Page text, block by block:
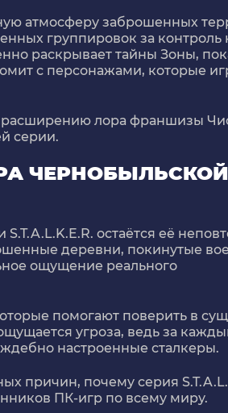
атмосферу заброшенных
группировок за контроль
раскрывает тайны Зоны,
с персонажами, которые
лора франшизы
серии.
остаётся её
деревни, покинутые
ощущение реального
помогают поверить в
угроза, ведь за
настроенные сталкеры.
причин, почему серия
ПК-игр по всему миру.